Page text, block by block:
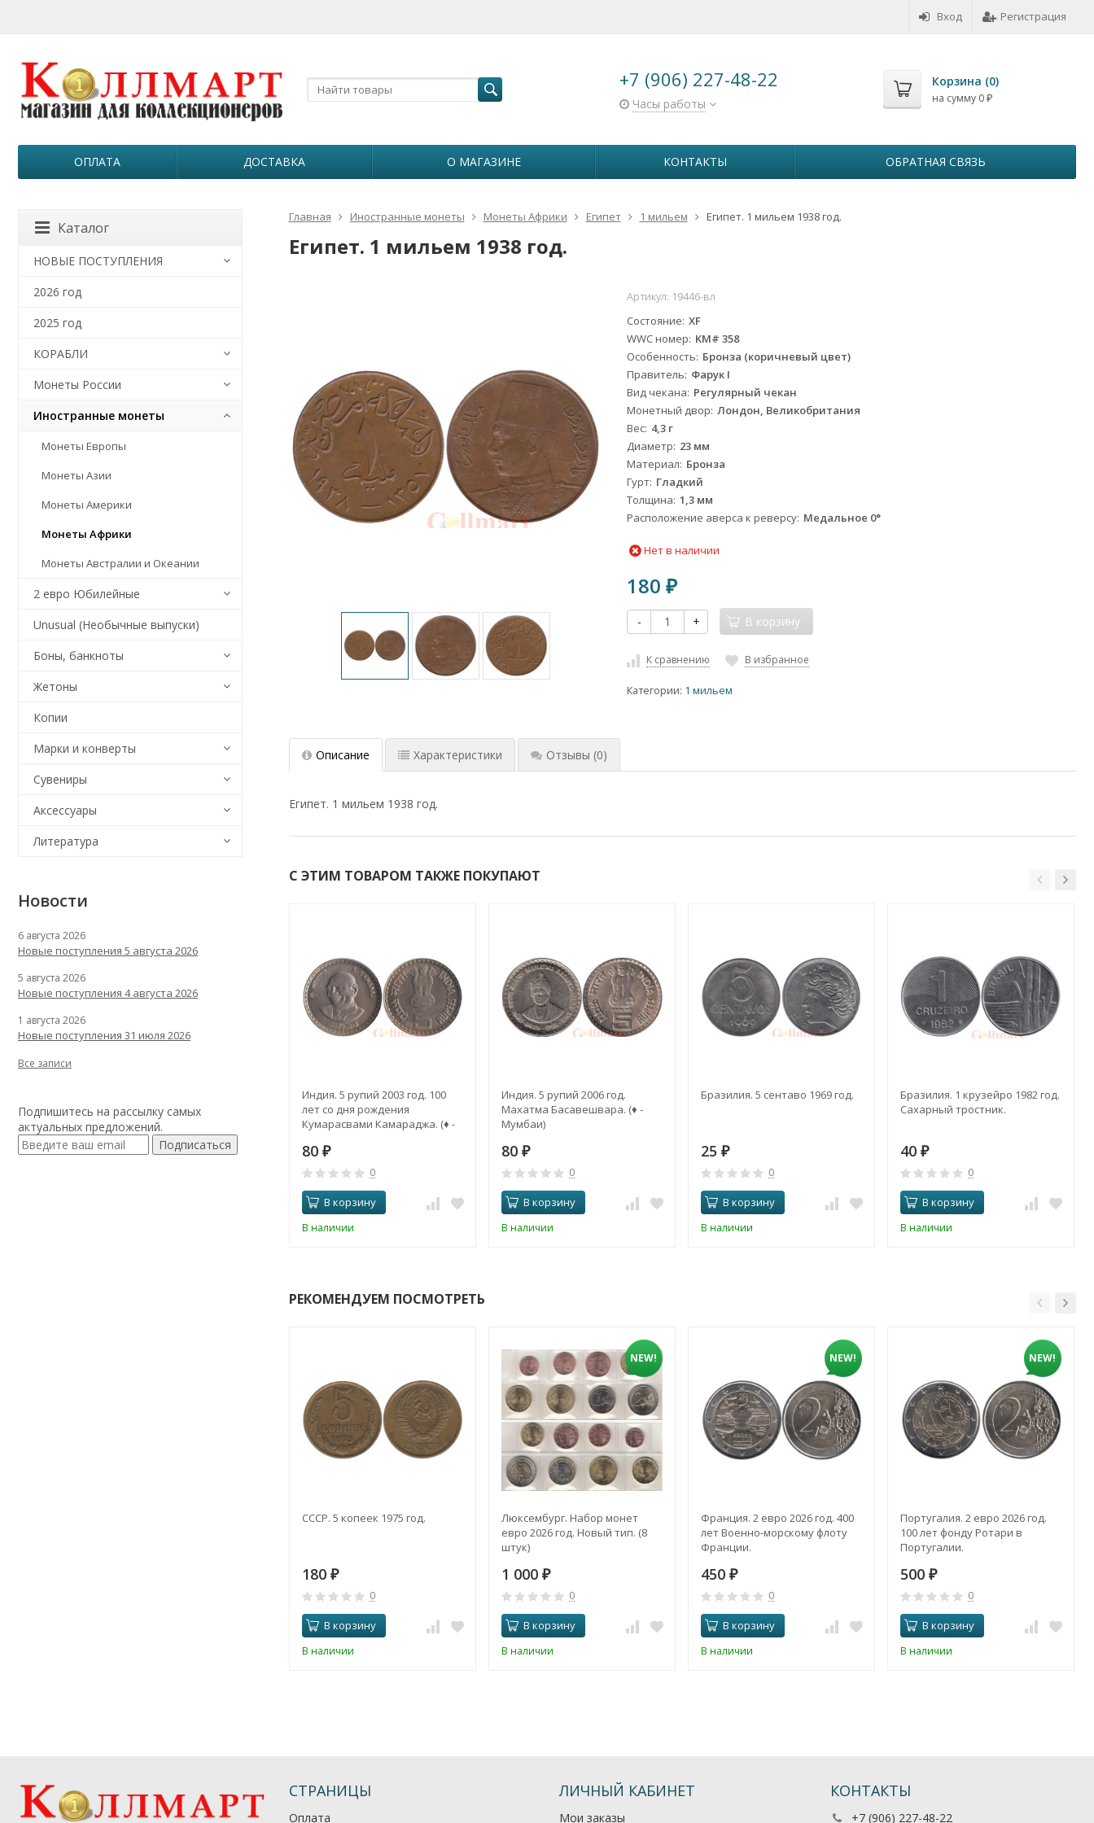
Вход Регистрация
+7 (906) 227-48-22
Часы работы
Корзина (0)
на сумму 0 ₽
ОПЛАТА ДОСТАВКА О МАГАЗИНЕ КОНТАКТЫ ОБРАТНАЯ СВЯЗЬ
Главная Иностранные монеты Монеты Африки Египет 1 мильем Египет. 1 мильем 1938 год.
Египет. 1 мильем 1938 год.
Артикул: 19446-вл
Состояние XF
WWC номер KM# 358
Особенность Бронза (коричневый цвет)
Правитель Фарук I
Вид чекана Регулярный чекан
Монетный двор Лондон, Великобритания
Вес 4,3 г
Диаметр 23 мм
Материал Бронза
Гурт Гладкий
Толщина 1,3 мм
Расположение аверса к реверсу Медальное 0°
Нет в наличии
180₽
- + В корзину
К сравнению В избранное
Категории: 1 мильем
Описание Характеристики Отзывы (0)
Египет. 1 мильем 1938 год.
С ЭТИМ ТОВАРОМ ТАКЖЕ ПОКУПАЮТ
Индия. 5 рупий 2003 год. 100
лет со дня рождения
Кумарасвами Камараджа. (♦ -
80 ₽
0
В корзину
В наличии
Индия. 5 рупий 2006 год.
Махатма Басавешвара. (♦ -
Мумбаи)
80 ₽
0
В корзину
В наличии
Бразилия. 5 сентаво 1969 год.
25 ₽
0
В корзину
В наличии
Бразилия. 1 крузейро 1982 год.
Сахарный тростник.
40 ₽
0
В корзину
В наличии
РЕКОМЕНДУЕМ ПОСМОТРЕТЬ
СССР. 5 копеек 1975 год.
180 ₽
0
В корзину
В наличии
NEW!
Люксембург. Набор монет
евро 2026 год. Новый тип. (8
штук)
1 000 ₽
0
В корзину
В наличии
NEW!
Франция. 2 евро 2026 год. 400
лет Военно-морскому флоту
Франции.
450 ₽
0
В корзину
В наличии
NEW!
Португалия. 2 евро 2026 год.
100 лет фонду Ротари в
Португалии.
500 ₽
0
В корзину
В наличии
Каталог
НОВЫЕ ПОСТУПЛЕНИЯ
2026 год
2025 год
КОРАБЛИ
Монеты России
Иностранные монеты
Монеты Европы
Монеты Азии
Монеты Америки
Монеты Африки
Монеты Австралии и Океании
2 евро Юбилейные
Unusual (Необычные выпуски)
Боны, банкноты
Жетоны
Копии
Марки и конверты
Сувениры
Аксессуары
Литература
Новости
6 августа 2026
Новые поступления 5 августа 2026
5 августа 2026
Новые поступления 4 августа 2026
1 августа 2026
Новые поступления 31 июля 2026
Все записи
Подпишитесь на рассылку самых
актуальных предложений.
Подписаться
СТРАНИЦЫ
Оплата
ЛИЧНЫЙ КАБИНЕТ
Мои заказы
КОНТАКТЫ
+7 (906) 227-48-22